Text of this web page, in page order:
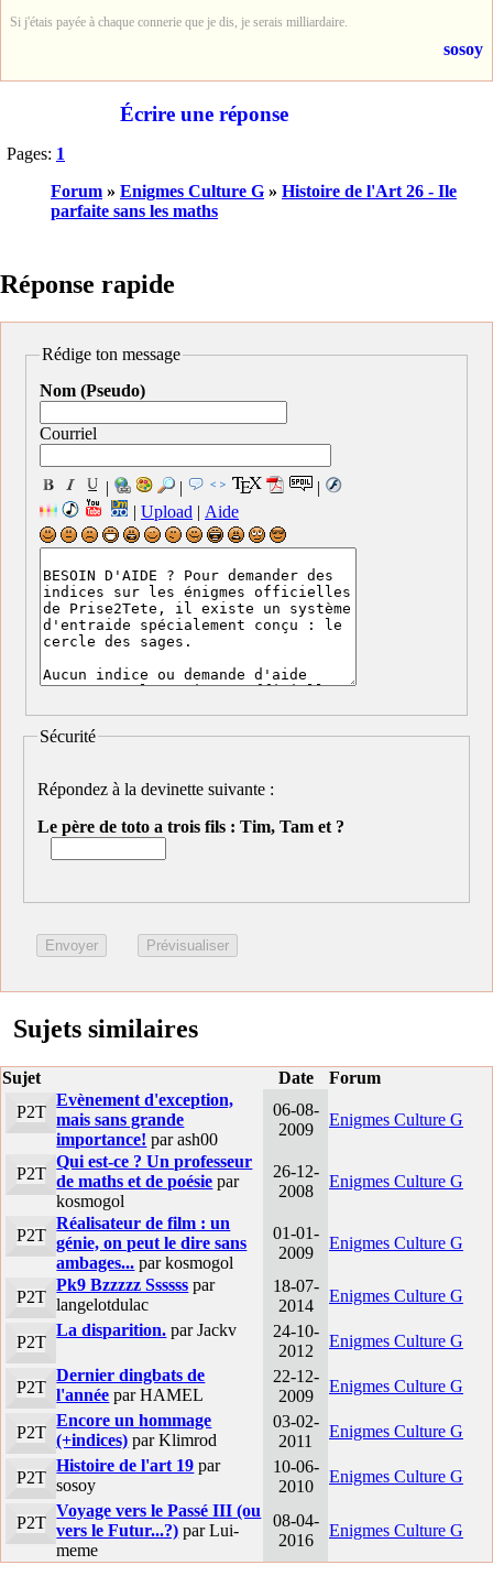
Si j'étais payée à chaque connerie que je dis, je serais milliardaire.
sosoy
Écrire une réponse
Pages: 1
Forum » Enigmes Culture G » Histoire de l'Art 26 - Ile
parfaite sans les maths
Réponse rapide
Rédige ton message
Nom (Pseudo)
Courriel
| |
|
| Upload | Aide
Sécurité
Répondez à la devinette suivante :
Le père de toto a trois fils : Tim, Tam et ?
Sujets similaires
Sujet Date
Forum
P2T
Evènement d'exception,
mais sans grande
importance! par ash00
06-08-
2009
Enigmes Culture G
P2T
Qui est-ce ? Un professeur
de maths et de poésie par
kosmogol
26-12-
2008
Enigmes Culture G
P2T
Réalisateur de film : un
génie, on peut le dire sans
ambages... par kosmogol
01-01-
2009
Enigmes Culture G
P2T
Pk9 Bzzzzz Ssssss par
langelotdulac
18-07-
2014
Enigmes Culture G
P2T
La disparition. par Jackv
24-10-
2012
Enigmes Culture G
P2T
Dernier dingbats de
l'année par HAMEL
22-12-
2009
Enigmes Culture G
P2T
Encore un hommage
(+indices) par Klimrod
03-02-
2011
Enigmes Culture G
P2T
Histoire de l'art 19 par
sosoy
10-06-
2010
Enigmes Culture G
P2T
Voyage vers le Passé III (ou
vers le Futur...?) par Lui-
meme
08-04-
2016
Enigmes Culture G